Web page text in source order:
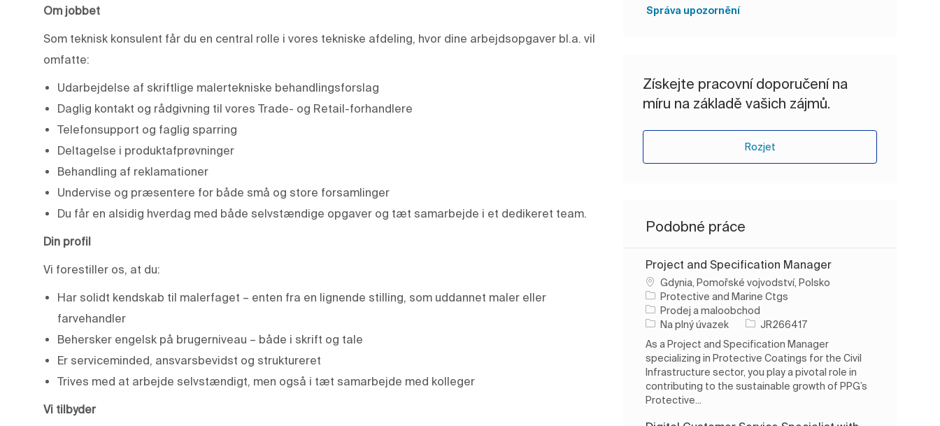
Om jobbet
Som teknisk konsulent får du en central rolle i vores tekniske afdeling, hvor dine arbejdsopgaver bl.a. vil
omfatte:
Udarbejdelse af skriftlige malertekniske behandlingsforslag
Daglig kontakt og rådgivning til vores Trade- og Retail-forhandlere
Telefonsupport og faglig sparring
Deltagelse i produktafprøvninger
Behandling af reklamationer
Undervise og præsentere for både små og store forsamlinger
Du får en alsidig hverdag med både selvstændige opgaver og tæt samarbejde i et dedikeret team.
Din profil
Vi forestiller os, at du:
Har solidt kendskab til malerfaget – enten fra en lignende stilling, som uddannet maler eller
farvehandler
Behersker engelsk på brugerniveau – både i skrift og tale
Er serviceminded, ansvarsbevidst og struktureret
Trives med at arbejde selvstændigt, men også i tæt samarbejde med kolleger
Vi tilbyder
Správa upozornění
Získejte pracovní doporučení na
míru na základě vašich zájmů.
Rozjet
Podobné práce
Project and Specification Manager
Umístění
Gdynia, Pomořské vojvodství, Polsko
Protective and Marine Ctgs
Kategorie
Prodej a maloobchod
Typ úlohy
Na plný úvazek ID úlohy
JR266417
As a Project and Specification Manager
specializing in Protective Coatings for the Civil
Infrastructure sector, you play a pivotal role in
contributing to the sustainable growth of PPG’s
Protective...